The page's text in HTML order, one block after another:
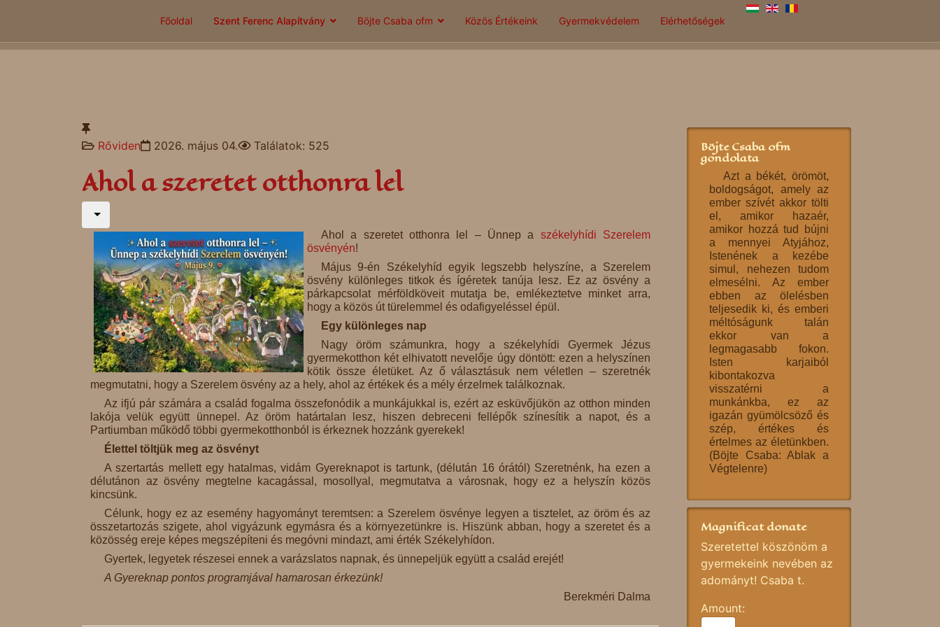
Főoldal Szent Ferenc Alapítvány Böjte Csaba ofm Közös Értékeink Gyermekvédelem Elérhetőségek
Rőviden 2026. május 04. Találatok: 525
Ahol a szeretet otthonra lel
Ahol a szeretet otthonra lel – Ünnep a székelyhídi Szerelem
ösvényén!
Május 9-én Székelyhíd egyik legszebb helyszíne, a Szerelem
ösvény különleges titkok és ígéretek tanúja lesz. Ez az ösvény a
párkapcsolat mérföldköveit mutatja be, emlékeztetve minket arra,
hogy a közös út türelemmel és odafigyeléssel épül.
Egy különleges nap
Nagy öröm számunkra, hogy a székelyhídi Gyermek Jézus
gyermekotthon két elhivatott nevelője úgy döntött: ezen a helyszínen
kötik össze életüket. Az ő választásuk nem véletlen – szeretnék
megmutatni, hogy a Szerelem ösvény az a hely, ahol az értékek és a mély érzelmek találkoznak.
Az ifjú pár számára a család fogalma összefonódik a munkájukkal is, ezért az esküvőjükön az otthon minden
lakója velük együtt ünnepel. Az öröm határtalan lesz, hiszen debreceni fellépők színesítik a napot, és a
Partiumban működő többi gyermekotthonból is érkeznek hozzánk gyerekek!
Élettel töltjük meg az ösvényt
A szertartás mellett egy hatalmas, vidám Gyereknapot is tartunk, (délután 16 órától) Szeretnénk, ha ezen a
délutánon az ösvény megtelne kacagással, mosollyal, megmutatva a városnak, hogy ez a helyszín közös
kincsünk.
Célunk, hogy ez az esemény hagyományt teremtsen: a Szerelem ösvénye legyen a tisztelet, az öröm és az
összetartozás szigete, ahol vigyázunk egymásra és a környezetünkre is. Hiszünk abban, hogy a szeretet és a
közösség ereje képes megszépíteni és megóvni mindazt, ami érték Székelyhídon.
Gyertek, legyetek részesei ennek a varázslatos napnak, és ünnepeljük együtt a család erejét!
A Gyereknap pontos programjával hamarosan érkezünk!
Berekméri Dalma
Böjte Csaba ofm
gondolata
Azt a békét, örömöt,
boldogságot, amely az
ember szívét akkor tölti
el, amikor hazaér,
amikor hozzá tud bújni
a mennyei Atyjához,
Istenének a kezébe
simul, nehezen tudom
elmesélni. Az ember
ebben az ölelésben
teljesedik ki, és emberi
méltóságunk talán
ekkor van a
legmagasabb fokon.
Isten karjaiból
kibontakozva
visszatérni a
munkánkba, ez az
igazán gyümölcsöző és
szép, értékes és
értelmes az életünkben.
(Böjte Csaba: Ablak a
Végtelenre)
Magnificat donate
Szeretettel köszönöm a
gyermekeink nevében az
adományt! Csaba t.
Amount: